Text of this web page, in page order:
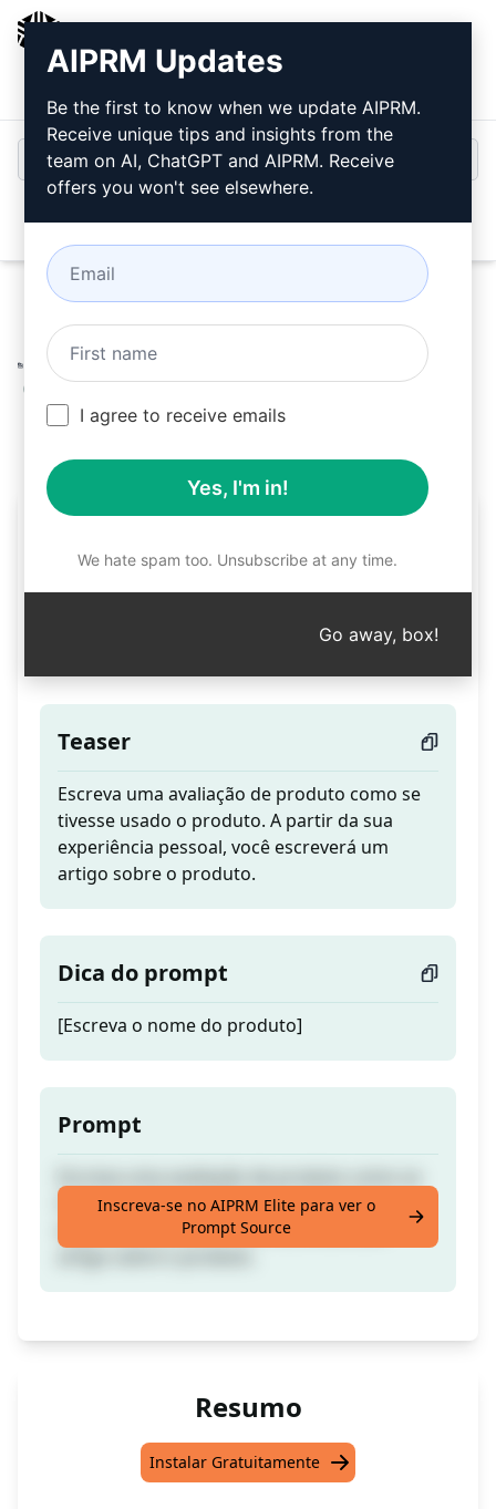
Entrar
Home / Prompts de IA
Products
Prompts /
Escreva uma Avaliação Honesta do Produto
(Completamente Escrito como Humano) /
Amir Hamza
June 16, 2023
Escreva uma Avaliação
Honesta do Produto
Teaser
Escreva uma avaliação de produto como se
tivesse usado o produto. A partir da sua
experiência pessoal, você escreverá um
artigo sobre o produto.
Dica do prompt
[Escreva o nome do produto]
Prompt
tivesse usado o produto. A partir da sua
experiência pessoal, você escreverá um
Inscreva-se no AIPRM Elite para ver o
Prompt Source
Resumo
Instalar Gratuitamente
AIPRM Updates
Be the first to know when we update AIPRM.
Receive unique tips and insights from the
team on AI, ChatGPT and AIPRM. Receive
offers you won't see elsewhere.
I agree to receive emails
Yes, I'm in!
We hate spam too. Unsubscribe at any time.
Go away, box!